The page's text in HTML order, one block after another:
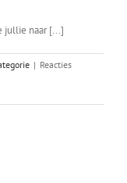
jullie naar [...]
| Reacties